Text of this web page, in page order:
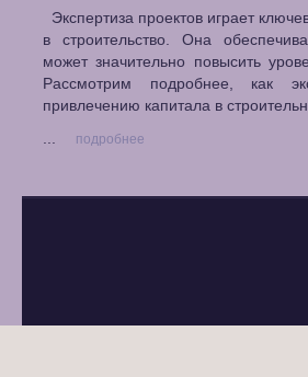
Экспертиза проектов играет
в строительство. Она
может значительно повысить
Рассмотрим подробнее, как
привлечению капитала в
...
подробнее